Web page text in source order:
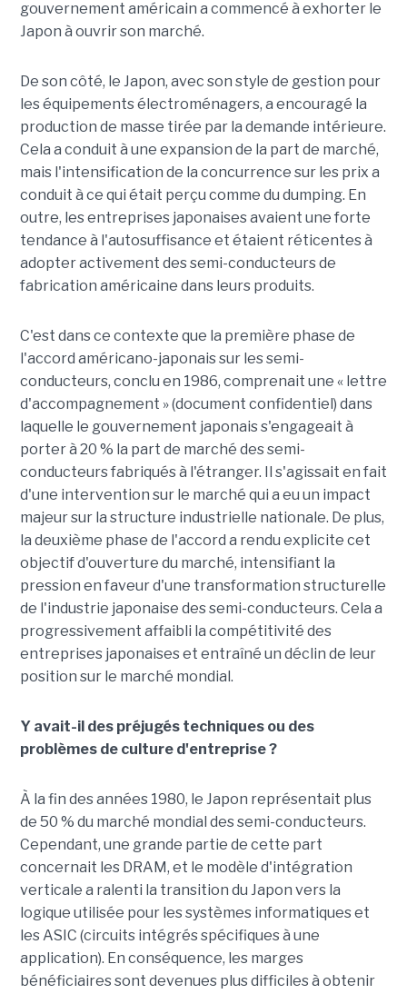
gouvernement américain a commencé à exhorter le
Japon à ouvrir son marché.
De son côté, le Japon, avec son style de gestion pour
les équipements électroménagers, a encouragé la
production de masse tirée par la demande intérieure.
Cela a conduit à une expansion de la part de marché,
mais l'intensification de la concurrence sur les prix a
conduit à ce qui était perçu comme du dumping. En
outre, les entreprises japonaises avaient une forte
tendance à l'autosuffisance et étaient réticentes à
adopter activement des semi-conducteurs de
fabrication américaine dans leurs produits.
C'est dans ce contexte que la première phase de
l'accord américano-japonais sur les semi-
conducteurs, conclu en 1986, comprenait une « lettre
d'accompagnement » (document confidentiel) dans
laquelle le gouvernement japonais s'engageait à
porter à 20 % la part de marché des semi-
conducteurs fabriqués à l'étranger. Il s'agissait en fait
d'une intervention sur le marché qui a eu un impact
majeur sur la structure industrielle nationale. De plus,
la deuxième phase de l'accord a rendu explicite cet
objectif d'ouverture du marché, intensifiant la
pression en faveur d'une transformation structurelle
de l'industrie japonaise des semi-conducteurs. Cela a
progressivement affaibli la compétitivité des
entreprises japonaises et entraîné un déclin de leur
position sur le marché mondial.
Y avait-il des préjugés techniques ou des
problèmes de culture d'entreprise ?
À la fin des années 1980, le Japon représentait plus
de 50 % du marché mondial des semi-conducteurs.
Cependant, une grande partie de cette part
concernait les DRAM, et le modèle d'intégration
verticale a ralenti la transition du Japon vers la
logique utilisée pour les systèmes informatiques et
les ASIC (circuits intégrés spécifiques à une
application). En conséquence, les marges
bénéficiaires sont devenues plus difficiles à obtenir